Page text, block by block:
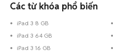
Các từ khóa phổ biến
iPad 3 8 GB
iPad 3 64 GB
iPad 3 16 GB